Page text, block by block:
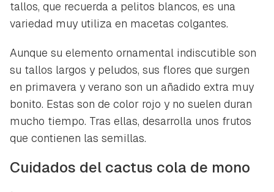
tallos, que recuerda a pelitos blancos, es una
variedad muy utiliza en macetas colgantes.
Aunque su elemento ornamental indiscutible son
su tallos largos y peludos, sus flores que surgen
en primavera y verano son un añadido extra muy
bonito. Estas son de color rojo y no suelen duran
mucho tiempo. Tras ellas, desarrolla unos frutos
que contienen las semillas.
Cuidados del cactus cola de mono